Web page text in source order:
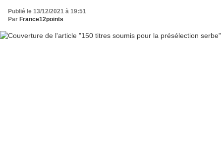
Publié le 13/12/2021 à 19:51
Par France12points